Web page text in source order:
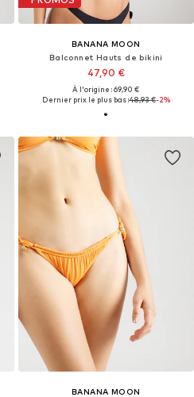
BANANA MOON
Balconnet Hauts de bikini
47,90 €
À l'origine : 69,90 €
Dernier prix le plus bas :48,93 €-2%
BANANA MOON